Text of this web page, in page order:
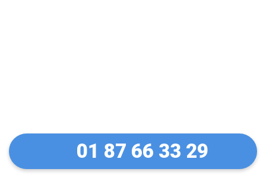
01 87 66 33 29